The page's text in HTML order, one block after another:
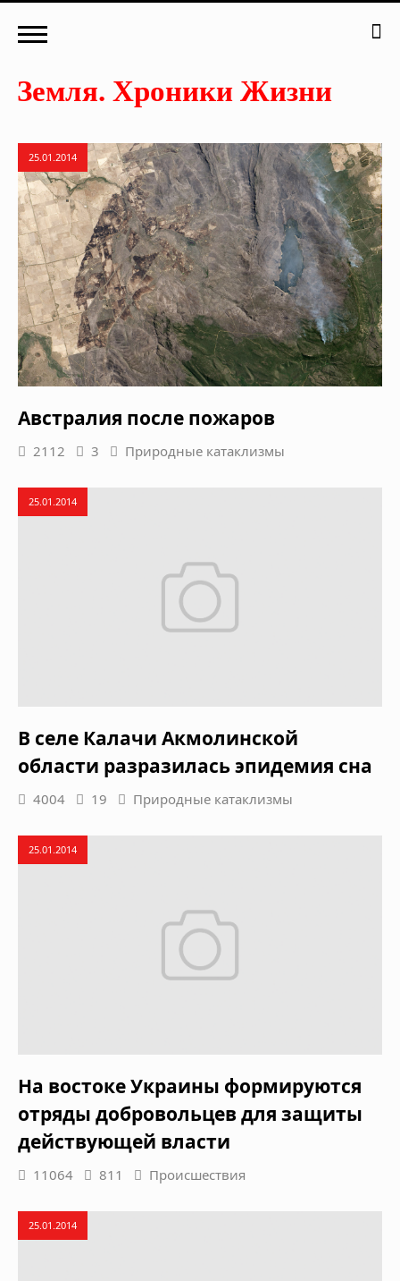
25.01.2014
Австралия после пожаров
2112 3 Природные катаклизмы
25.01.2014
В селе Калачи Акмолинской
области разразилась эпидемия сна
4004 19 Природные катаклизмы
25.01.2014
На востоке Украины формируются
отряды добровольцев для защиты
действующей власти
11064 811 Происшествия
25.01.2014